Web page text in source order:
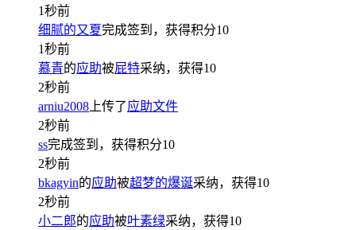
1秒前
细腻的又夏完成签到，获得积分10
1秒前
慕青的应助被屁特采纳，获得10
2秒前
arniu2008上传了 应助文件
2秒前
ss完成签到，获得积分10
2秒前
bkagyin的应助被超梦的爆诞采纳，获得10
2秒前
小二郎的应助被叶素绿采纳，获得10